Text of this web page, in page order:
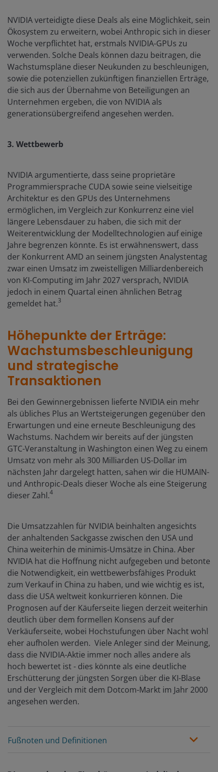
NVIDIA verteidigte diese Deals als eine Möglichkeit, sein
Ökosystem zu erweitern, wobei Anthropic sich in dieser
Woche verpflichtet hat, erstmals NVIDIA-GPUs zu
verwenden. Solche Deals können dazu beitragen, die
Wachstumspläne dieser Neukunden zu beschleunigen,
sowie die potenziellen zukünftigen finanziellen Erträge,
die sich aus der Übernahme von Beteiligungen an
Unternehmen ergeben, die von NVIDIA als
generationsübergreifend angesehen werden.
3. Wettbewerb
NVIDIA argumentierte, dass seine proprietäre
Programmiersprache CUDA sowie seine vielseitige
Architektur es den GPUs des Unternehmens
ermöglichen, im Vergleich zur Konkurrenz eine viel
längere Lebensdauer zu haben, die sich mit der
Weiterentwicklung der Modelltechnologien auf einige
Jahre begrenzen könnte. Es ist erwähnenswert, dass
der Konkurrent AMD an seinem jüngsten Analystentag
zwar einen Umsatz im zweistelligen Milliardenbereich
von KI-Computing im Jahr 2027 versprach, NVIDIA
jedoch in einem Quartal einen ähnlichen Betrag
gemeldet hat.3
Höhepunkte der Erträge:
Wachstumsbeschleunigung
und strategische
Transaktionen
Bei den Gewinnergebnissen lieferte NVIDIA ein mehr
als übliches Plus an Wertsteigerungen gegenüber den
Erwartungen und eine erneute Beschleunigung des
Wachstums. Nachdem wir bereits auf der jüngsten
GTC-Veranstaltung in Washington einen Weg zu einem
Umsatz von mehr als 300 Milliarden US-Dollar im
nächsten Jahr dargelegt hatten, sahen wir die HUMAIN-
und Anthropic-Deals dieser Woche als eine Steigerung
dieser Zahl.4
Die Umsatzzahlen für NVIDIA beinhalten angesichts
der anhaltenden Sackgasse zwischen den USA und
China weiterhin de minimis-Umsätze in China. Aber
NVIDIA hat die Hoffnung nicht aufgegeben und betonte
die Notwendigkeit, ein wettbewerbsfähiges Produkt
zum Verkauf in China zu haben, und wie wichtig es ist,
dass die USA weltweit konkurrieren können. Die
Prognosen auf der Käuferseite liegen derzeit weiterhin
deutlich über dem formellen Konsens auf der
Verkäuferseite, wobei Hochstufungen über Nacht wohl
eher aufholen werden. Viele Anleger sind der Meinung,
dass die NVIDIA-Aktie immer noch alles andere als
hoch bewertet ist - dies könnte als eine deutliche
Erschütterung der jüngsten Sorgen über die KI-Blase
und der Vergleich mit dem Dotcom-Markt im Jahr 2000
angesehen werden.
Fußnoten und Definitionen